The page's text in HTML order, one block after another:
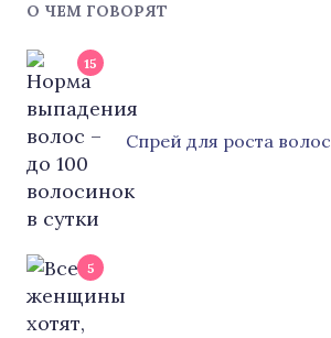
О ЧЕМ ГОВОРЯТ
15
Cпрей для роста волос
5